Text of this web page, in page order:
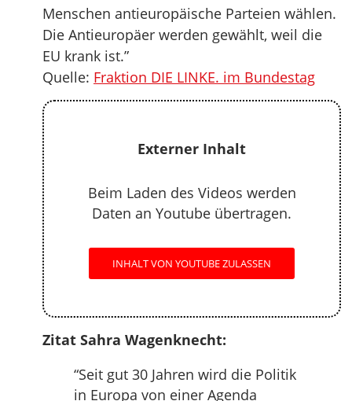
Menschen antieuropäische Parteien wählen.
Die Antieuropäer werden gewählt, weil die
EU krank ist.”
Quelle: Fraktion DIE LINKE. im Bundestag
Externer Inhalt
Beim Laden des Videos werden
Daten an Youtube übertragen.
INHALT VON YOUTUBE ZULASSEN
Zitat Sahra Wagenknecht:
“Seit gut 30 Jahren wird die Politik
in Europa von einer Agenda